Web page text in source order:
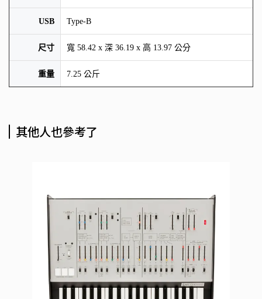
USB Type-B
尺寸 寬 58.42 x 深 36.19 x 高 13.97 公分
重量 7.25 公斤
其他人也參考了